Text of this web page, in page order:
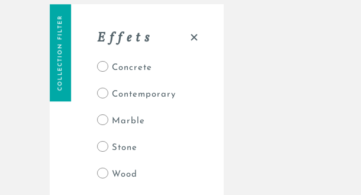
COLLECTION FILTER Effets
Concrete
Contemporary
Marble
Stone
Wood